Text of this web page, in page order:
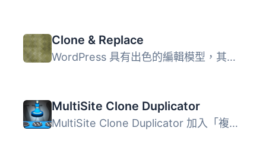
Clone & Replace
WordPress 具有出色的編輯模型，其中包含了「草稿工作流程(dr...
MultiSite Clone Duplicator
MultiSite Clone Duplicator 加入「複製網站」功能至您的網路...